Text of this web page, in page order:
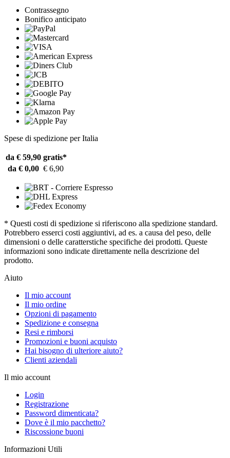
Contrassegno
Bonifico anticipato
Spese di spedizione per Italia
da € 59,90 gratis*
da € 0,00 € 6,90
* Questi costi di spedizione si riferiscono alla spedizione standard.
Potrebbero esserci costi aggiuntivi, ad es. a causa del peso, delle
dimensioni o delle caratterstiche specifiche dei prodotti. Queste
informazioni sono indicate direttamente nella descrizione del
prodotto.
Aiuto
Il mio account
Il mio ordine
Opzioni di pagamento
Spedizione e consegna
Resi e rimborsi
Promozioni e buoni acquisto
Hai bisogno di ulteriore aiuto?
Clienti aziendali
Il mio account
Login
Registrazione
Password dimenticata?
Dove è il mio pacchetto?
Riscossione buoni
Informazioni Utili